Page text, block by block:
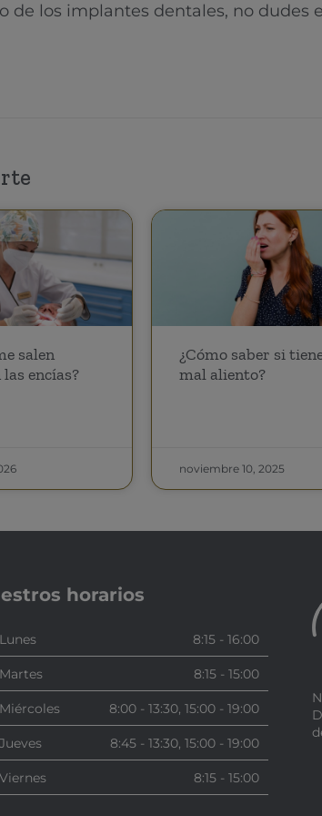
de los implantes dentales, no dudes
salen
encías?
¿Cómo saber si
mal aliento?
noviembre 10, 2025
horarios
Lunes 8:15 - 16:00
Martes 8:15 - 15:00
Miércoles 8:00 - 13:30, 15:00 - 19:00
Jueves 8:45 - 13:30, 15:00 - 19:00
Viernes 8:15 - 15:00